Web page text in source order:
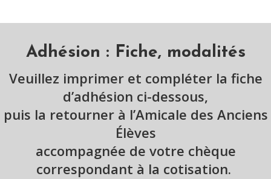
Adhésion : Fiche, modalités
Veuillez imprimer et compléter la fiche
d’adhésion ci-dessous,
puis la retourner à l’Amicale des Anciens
Élèves
accompagnée de votre chèque
correspondant à la cotisation.